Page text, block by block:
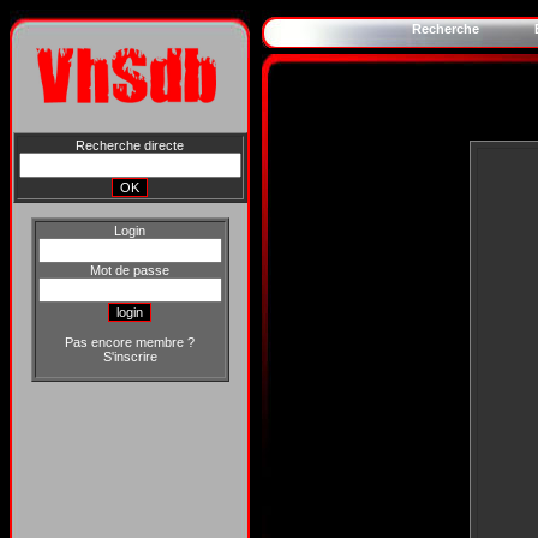
Recherche directe
Login
Mot de passe
Pas encore membre ?
S'inscrire
Recherche